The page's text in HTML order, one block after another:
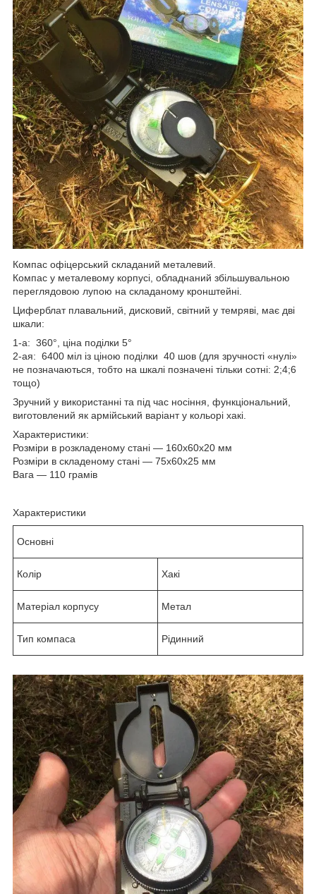
Компас офіцерський складаний металевий.
Компас у металевому корпусі, обладнаний збільшувальною
переглядовою лупою на складаному кронштейні.
Циферблат плавальний, дисковий, світний у темряві, має дві
шкали:
1-а: 360°, ціна поділки 5°
2-ая: 6400 міл із ціною поділки 40 шов (для зручності «нулі»
не позначаються, тобто на шкалі позначені тільки сотні: 2;4;6
тощо)
Зручний у використанні та під час носіння, функціональний,
виготовлений як армійський варіант у кольорі хакі.
Характеристики:
Розміри в розкладеному стані — 160х60х20 мм
Розміри в складеному стані — 75х60х25 мм
Вага — 110 грамів
Характеристики
Основні
Колір Хакі
Матеріал корпусу Метал
Тип компаса Рідинний